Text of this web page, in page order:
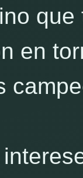
en